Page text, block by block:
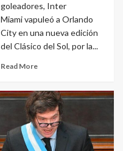
goleadores, Inter
Miami vapuleó a Orlando
City en una nueva edición
del Clásico del Sol, por la...
Read More